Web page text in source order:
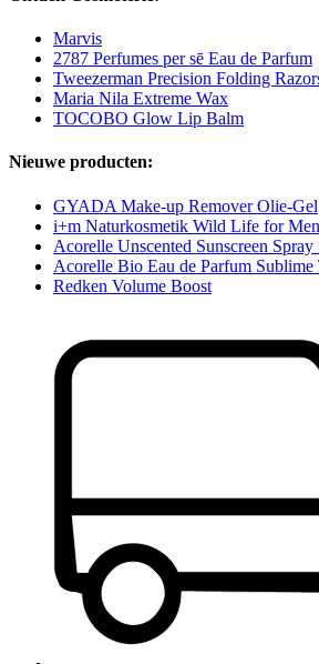
Marvis
2787 Perfumes per sē Eau de Parfum
Tweezerman Precision Folding
Maria Nila Extreme Wax
TOCOBO Glow Lip Balm
Nieuwe producten:
GYADA Make-up Remover Olie-Gel
i+m Naturkosmetik Wild Life for
Acorelle Unscented Sunscreen Spray
Acorelle Bio Eau de Parfum Sublime
Redken Volume Boost